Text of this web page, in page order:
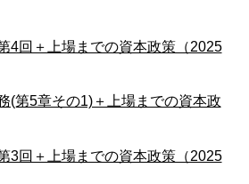
4回＋上場までの資本政策（2025
(第5章その1)＋上場までの資本政
3回＋上場までの資本政策（2025